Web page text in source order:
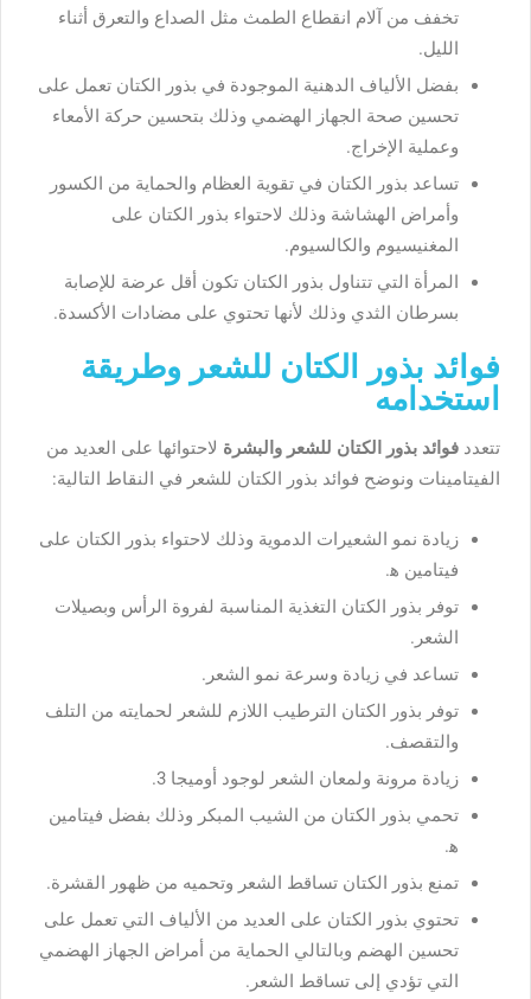
تخفف من آلام انقطاع الطمث مثل الصداع والتعرق أثناء
الليل.
بفضل الألياف الدهنية الموجودة في بذور الكتان تعمل على
تحسين صحة الجهاز الهضمي وذلك بتحسين حركة الأمعاء
وعملية الإخراج.
تساعد بذور الكتان في تقوية العظام والحماية من الكسور
وأمراض الهشاشة وذلك لاحتواء بذور الكتان على
المغنيسيوم والكالسيوم.
المرأة التي تتناول بذور الكتان تكون أقل عرضة للإصابة
بسرطان الثدي وذلك لأنها تحتوي على مضادات الأكسدة.
فوائد بذور الكتان للشعر وطريقة
استخدامه
تتعدد فوائد بذور الكتان للشعر والبشرة لاحتوائها على العديد من
الفيتامينات ونوضح فوائد بذور الكتان للشعر في النقاط التالية:
زيادة نمو الشعيرات الدموية وذلك لاحتواء بذور الكتان على
فيتامين ه‍.
توفر بذور الكتان التغذية المناسبة لفروة الرأس وبصيلات
الشعر.
تساعد في زيادة وسرعة نمو الشعر.
توفر بذور الكتان الترطيب اللازم للشعر لحمايته من التلف
والتقصف.
زيادة مرونة ولمعان الشعر لوجود أوميجا 3.
تحمي بذور الكتان من الشيب المبكر وذلك بفضل فيتامين
ه‍.
تمنع بذور الكتان تساقط الشعر وتحميه من ظهور القشرة.
تحتوي بذور الكتان على العديد من الألياف التي تعمل على
تحسين الهضم وبالتالي الحماية من أمراض الجهاز الهضمي
التي تؤدي إلى تساقط الشعر.